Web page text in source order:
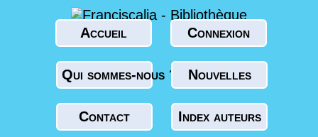
Accueil Connexion
Qui sommes-nous ? Nouvelles
Contact Index auteurs